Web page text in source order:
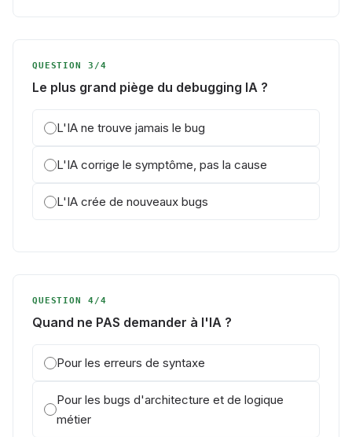
QUESTION 3/4
Le plus grand piège du debugging IA ?
L'IA ne trouve jamais le bug
L'IA corrige le symptôme, pas la cause
L'IA crée de nouveaux bugs
QUESTION 4/4
Quand ne PAS demander à l'IA ?
Pour les erreurs de syntaxe
Pour les bugs d'architecture et de logique
métier